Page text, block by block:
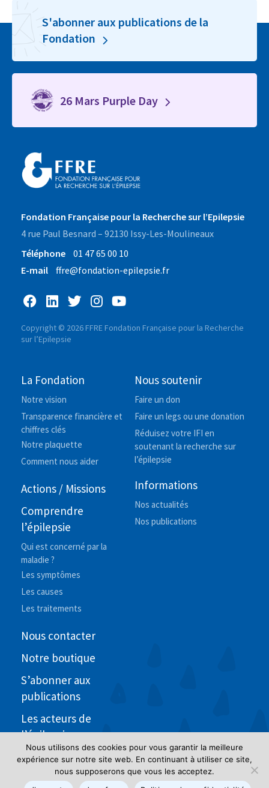
S'abonner aux publications de la
Fondation
26 Mars Purple Day
Fondation Française pour la Recherche sur l’Epilepsie
4 rue Paul Besnard – 92130 Issy-Les-Moulineaux
Téléphone
01 47 65 00 10
E-mail
ffre@fondation-epilepsie.fr
Copyright © 2026 FFRE Fondation Française pour la Recherche
sur l’Epilepsie
La Fondation
Notre vision
Transparence financière et
chiffres clés
Notre plaquette
Comment nous aider
Actions / Missions
Comprendre
l’épilepsie
Qui est concerné par la
maladie ?
Les symptômes
Les causes
Les traitements
Nous soutenir
Faire un don
Faire un legs ou une donation
Réduisez votre IFI en
soutenant la recherche sur
l’épilepsie
Informations
Nos actualités
Nos publications
Nous contacter
Notre boutique
S’abonner aux
publications
Les acteurs de
l’épilepsie
Mentions légales et politique de confidentialité
Nous utilisons des cookies pour vous garantir la meilleure
expérience sur notre site web. En continuant à utiliser ce site,
nous supposerons que vous les acceptez.